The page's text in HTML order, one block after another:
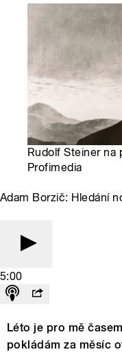
Rudolf Steiner na
Profimedia
Adam Borzič: Hledání
5:00
Léto je pro mě
pokládám za měsíc